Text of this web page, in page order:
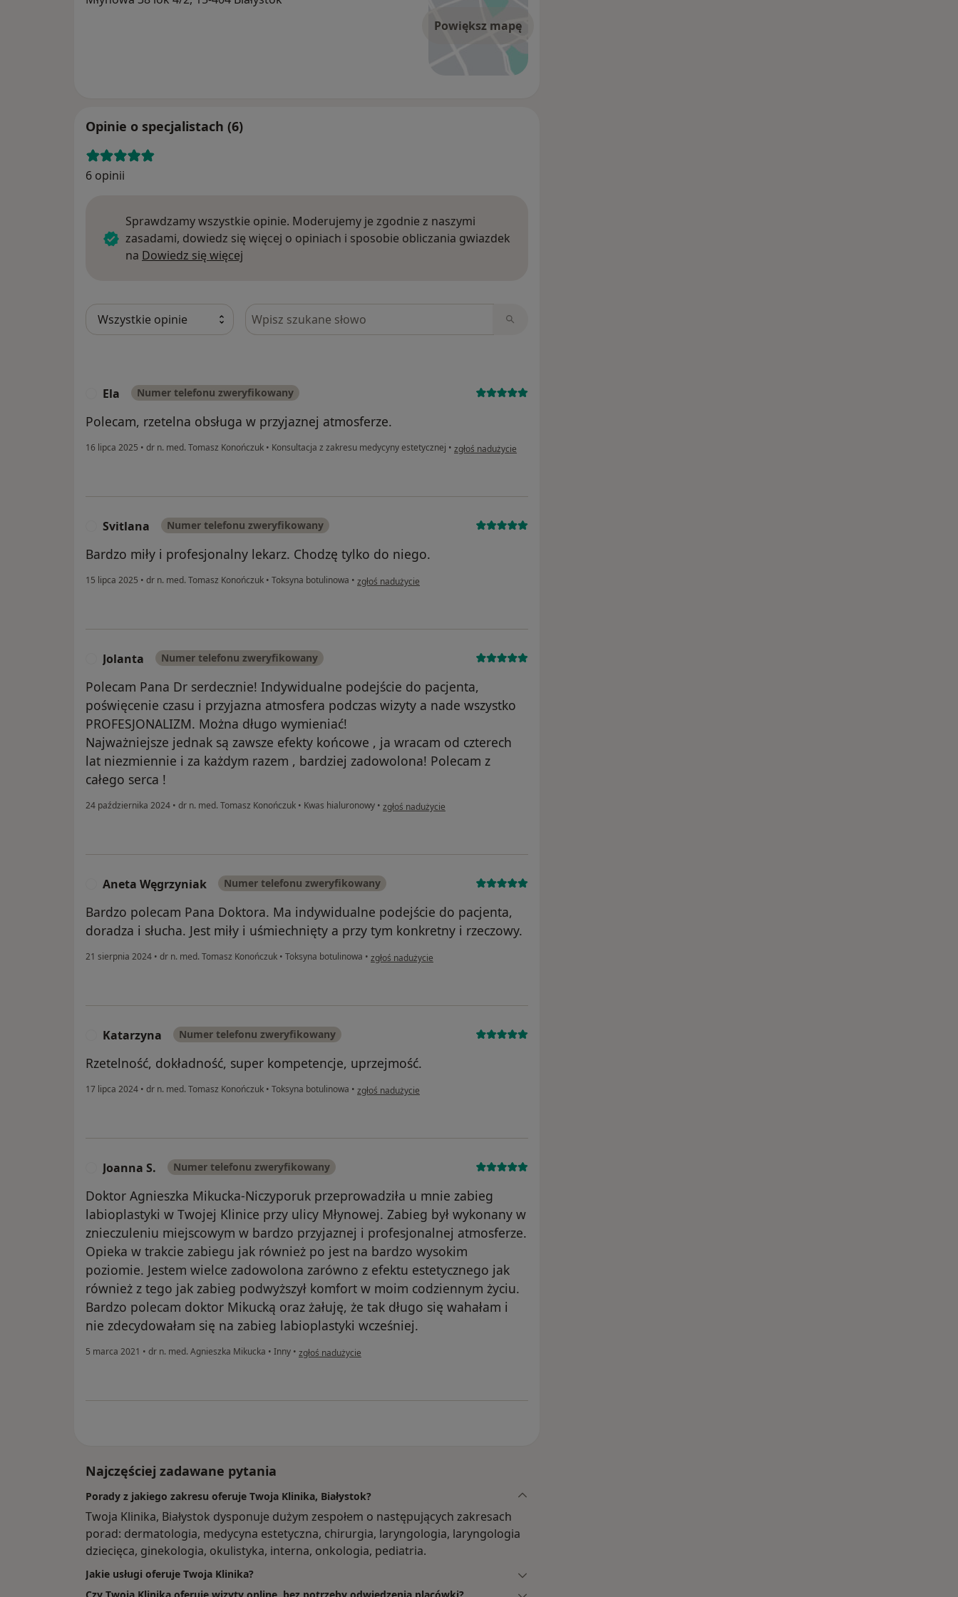
Powiększ mapę
Opinie o specjalistach (6)
6 opinii
Sprawdzamy wszystkie opinie. Moderujemy je zgodnie z naszymi
zasadami, dowiedz się więcej o opiniach i sposobie obliczania gwiazdek
na Dowiedz się więcej
Szukaj w opiniach
Ela Numer telefonu zweryfikowany
Polecam, rzetelna obsługa w przyjaznej atmosferze.
16 lipca 2025 • dr n. med. Tomasz Konończuk • Konsultacja z zakresu medycyny estetycznej • w opinii użytkownika Ela
zgłoś nadużycie
Svitlana Numer telefonu zweryfikowany
Bardzo miły i profesjonalny lekarz. Chodzę tylko do niego.
15 lipca 2025 • dr n. med. Tomasz Konończuk • Toksyna botulinowa • w opinii użytkownika Svitlana
zgłoś nadużycie
Jolanta Numer telefonu zweryfikowany
Polecam Pana Dr serdecznie! Indywidualne podejście do pacjenta,
poświęcenie czasu i przyjazna atmosfera podczas wizyty a nade wszystko
PROFESJONALIZM. Można długo wymieniać!
Najważniejsze jednak są zawsze efekty końcowe , ja wracam od czterech
lat niezmiennie i za każdym razem , bardziej zadowolona! Polecam z
całego serca !
24 października 2024 • dr n. med. Tomasz Konończuk • Kwas hialuronowy • w opinii użytkownika Jolanta
zgłoś nadużycie
Aneta Węgrzyniak Numer telefonu zweryfikowany
Bardzo polecam Pana Doktora. Ma indywidualne podejście do pacjenta,
doradza i słucha. Jest miły i uśmiechnięty a przy tym konkretny i rzeczowy.
21 sierpnia 2024 • dr n. med. Tomasz Konończuk • Toksyna botulinowa • w opinii użytkownika Aneta Węgrzyniak
zgłoś nadużycie
Katarzyna Numer telefonu zweryfikowany
Rzetelność, dokładność, super kompetencje, uprzejmość.
17 lipca 2024 • dr n. med. Tomasz Konończuk • Toksyna botulinowa • w opinii użytkownika Katarzyna
zgłoś nadużycie
Joanna S. Numer telefonu zweryfikowany
Doktor Agnieszka Mikucka-Niczyporuk przeprowadziła u mnie zabieg
labioplastyki w Twojej Klinice przy ulicy Młynowej. Zabieg był wykonany w
znieczuleniu miejscowym w bardzo przyjaznej i profesjonalnej atmosferze.
Opieka w trakcie zabiegu jak również po jest na bardzo wysokim
poziomie. Jestem wielce zadowolona zarówno z efektu estetycznego jak
również z tego jak zabieg podwyższył komfort w moim codziennym życiu.
Bardzo polecam doktor Mikucką oraz żałuję, że tak długo się wahałam i
nie zdecydowałam się na zabieg labioplastyki wcześniej.
5 marca 2021 • dr n. med. Agnieszka Mikucka • Inny • w opinii użytkownika Joanna S.
zgłoś nadużycie
Najczęściej zadawane pytania
Porady z jakiego zakresu oferuje Twoja Klinika, Białystok?
Twoja Klinika, Białystok dysponuje dużym zespołem o następujących zakresach
porad: dermatologia, medycyna estetyczna, chirurgia, laryngologia, laryngologia
dziecięca, ginekologia, okulistyka, interna, onkologia, pediatria.
Jakie usługi oferuje Twoja Klinika?